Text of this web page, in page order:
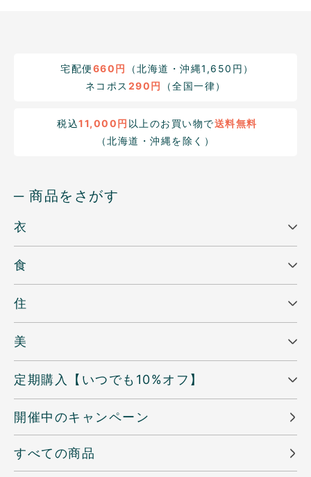
宅配便660円
（北海道・沖縄1,650円）
ネコポス 290円 （全国一律）
税込11,000円 以上のお買い物で送料無料
（北海道・沖縄を除く）
─ 商品をさがす
衣
食
住
美
定期購入【いつでも10%オフ】
開催中のキャンペーン
すべての商品